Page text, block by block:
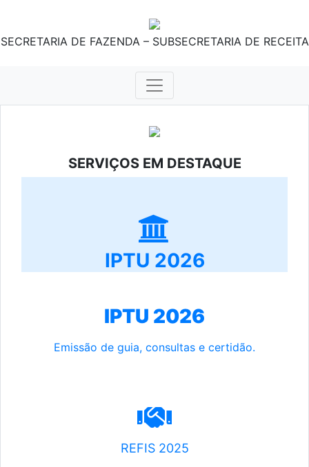
SECRETARIA DE FAZENDA – SUBSECRETARIA DE RECEITA
SERVIÇOS EM DESTAQUE
IPTU 2026
IPTU 2026
Emissão de guia, consultas e certidão.
REFIS 2025